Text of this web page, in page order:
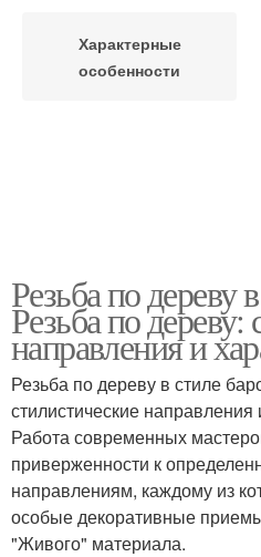
Характерные
особенности
Резьба по дереву
Резьба по дереву:
направления и
Резьба по дереву в стиле
стилистические
Работа современных
приверженности к
направлениям, каждому из
особые декоративные
"Живого" материала.